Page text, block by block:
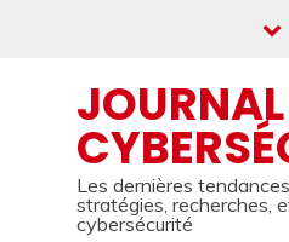
Les dernières
stratégies, recherches,
cybersécurité